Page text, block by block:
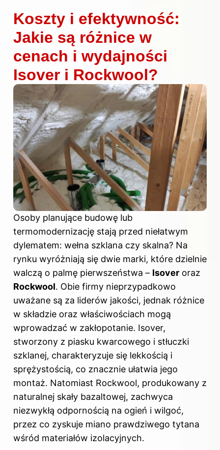
Koszty i efektywność:
Jakie są różnice w
cenach i wydajności
Isover i Rockwool?
Osoby planujące budowę lub
termomodernizację stają przed niełatwym
dylematem: wełna szklana czy skalna? Na
rynku wyróżniają się dwie marki, które dzielnie
walczą o palmę pierwszeństwa – Isover oraz
Rockwool. Obie firmy nieprzypadkowo
uważane są za liderów jakości, jednak różnice
w składzie oraz właściwościach mogą
wprowadzać w zakłopotanie. Isover,
stworzony z piasku kwarcowego i stłuczki
szklanej, charakteryzuje się lekkością i
sprężystością, co znacznie ułatwia jego
montaż. Natomiast Rockwool, produkowany z
naturalnej skały bazaltowej, zachwyca
niezwykłą odpornością na ogień i wilgoć,
przez co zyskuje miano prawdziwego tytana
wśród materiałów izolacyjnych.